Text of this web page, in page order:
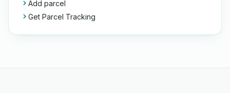
Add parcel
Get Parcel Tracking